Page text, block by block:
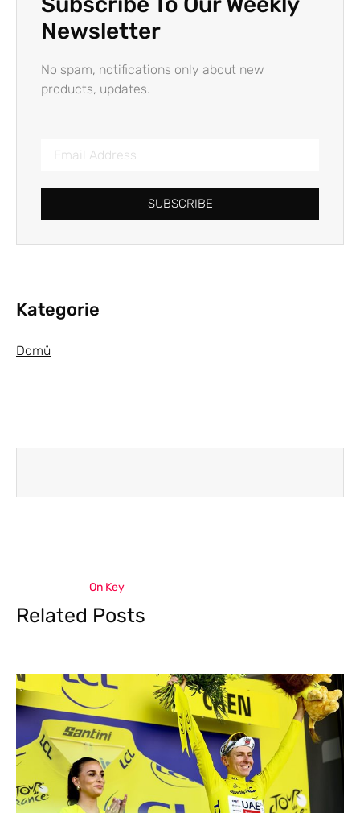
Newsletter
No spam, notifications only about new
products, updates.
SUBSCRIBE
Kategorie
Domů
On Key
Related Posts